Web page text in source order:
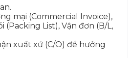
mại (Commercial Invoice),
(Packing List), Vận đơn (B/L,
xuất xứ (C/O) để hưởng